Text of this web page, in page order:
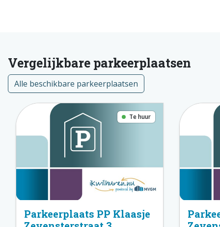
Vergelijkbare parkeerplaatsen
Alle beschikbare parkeerplaatsen
Te huur
Parkeerplaats PP Klaasje